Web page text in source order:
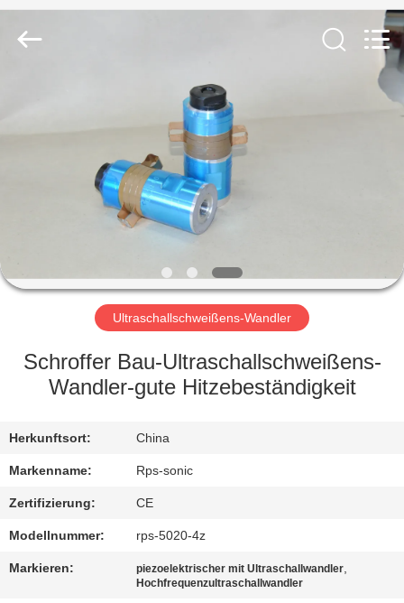
PRODUKTE
FABRIK-
AUSFLUG
QUALITÄTSKONTROLLE
TRETEN
SIE
MIT
UNS
IN
VERBINDUNG
Ltd..
Ultraschallschweißens-Wandler
Schroffer Bau-Ultraschallschweißens-
Wandler-gute Hitzebeständigkeit
Herkunftsort: China
Markenname: Rps-sonic
Zertifizierung: CE
Modellnummer: rps-5020-4z
Markieren: piezoelektrischer mit Ultraschallwandler,
Hochfrequenzultraschallwandler